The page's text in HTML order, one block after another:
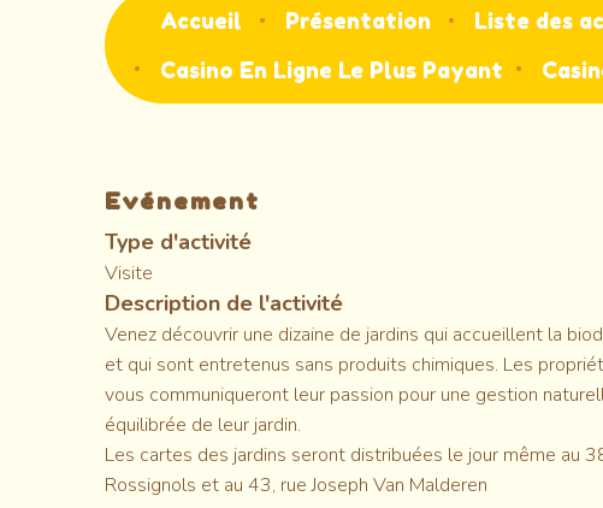
Accueil Présentation Liste des
Casino En Ligne Le Plus Payant
Evénement
Type d'activité
Visite
Description de l'activité
Venez découvrir une dizaine de jardins qui accueillent la
et qui sont entretenus sans produits chimiques. Les
vous communiqueront leur passion pour une gestion
équilibrée de leur jardin.
Les cartes des jardins seront distribuées le jour même au
Rossignols et au 43, rue Joseph Van Malderen